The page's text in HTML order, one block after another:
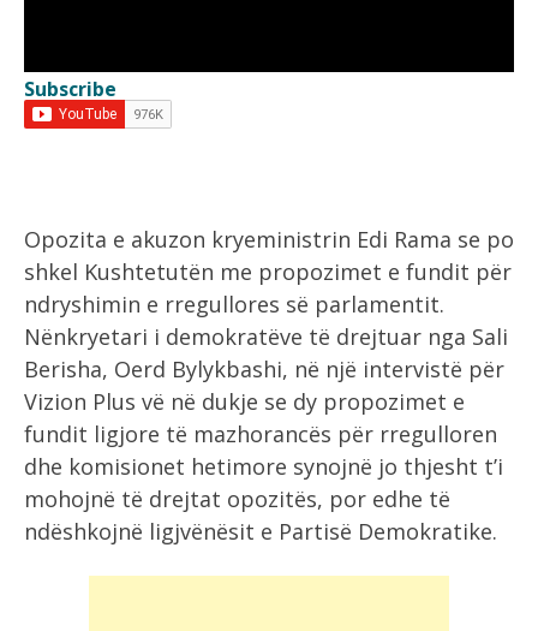
Subscribe
Opozita e akuzon kryeministrin Edi Rama se po
shkel Kushtetutën me propozimet e fundit për
ndryshimin e rregullores së parlamentit.
Nënkryetari i demokratëve të drejtuar nga Sali
Berisha, Oerd Bylykbashi, në një intervistë për
Vizion Plus vë në dukje se dy propozimet e
fundit ligjore të mazhorancës për rregulloren
dhe komisionet hetimore synojnë jo thjesht t’i
mohojnë të drejtat opozitës, por edhe të
ndëshkojnë ligjvënësit e Partisë Demokratike.